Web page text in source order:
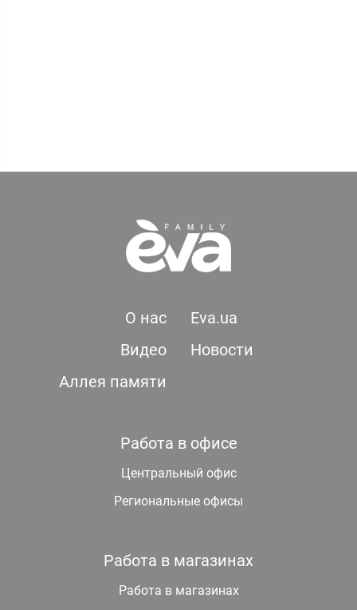
О нас
Eva.ua
Видео
Новости
Аллея памяти
Работа в офисе
Центральный офис
Региональные офисы
Работа в магазинах
Работа в магазинах